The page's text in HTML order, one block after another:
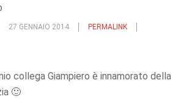
27 GENNAIO 2014
PERMALINK
collega Giampiero è innamorato della
🙂